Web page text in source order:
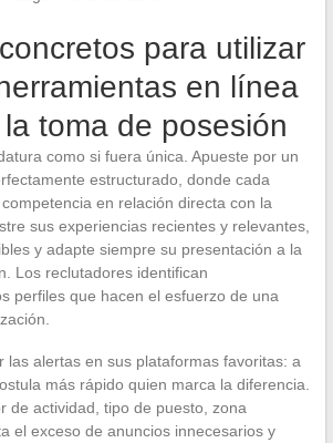
para utilizar
en línea
toma de posesión
como si fuera única. Apueste por un
estructurado, donde cada
en relación directa con la
sus experiencias recientes y relevantes,
y adapte siempre su presentación a la
Los reclutadores identifican
perfiles que hacen el esfuerzo de una
las alertas en sus plataformas favoritas: a
más rápido quien marca la diferencia.
de actividad, tipo de puesto, zona
el exceso de anuncios innecesarios y